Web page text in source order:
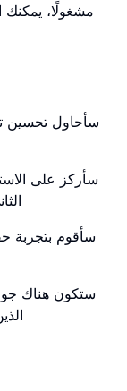
مشغولًا، يمكنك
سأحاول تحسين
سأركز على
سأقوم بتجربة
ستكون هناك